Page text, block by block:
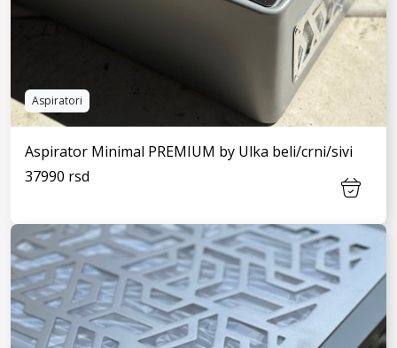
VIDI JOŠ
Aspiratori
Aspirator Minimal PREMIUM by Ulka beli/crni/sivi
37990 rsd